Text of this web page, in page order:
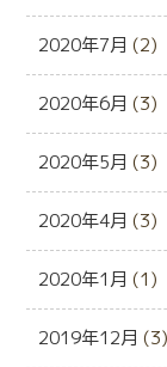
2020年7月 (2)
2020年6月 (3)
2020年5月 (3)
2020年4月 (3)
2020年1月 (1)
2019年12月 (3)